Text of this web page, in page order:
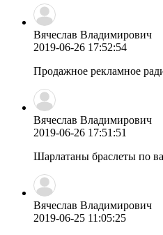
Вячеслав Владимирович
2019-06-26 17:52:54
Продажное рекламное
Вячеслав Владимирович
2019-06-26 17:51:51
Шарлатаны браслеты по
Вячеслав Владимирович
2019-06-25 11:05:25